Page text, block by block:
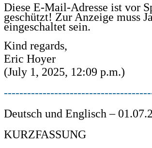
Diese E-Mail-Adresse ist vor
geschützt! Zur Anzeige muss
eingeschaltet sein.
Kind regards,
Eric Hoyer
(July 1, 2025, 12:09 p.m.)
Deutsch und Englisch –
KURZFASSUNG